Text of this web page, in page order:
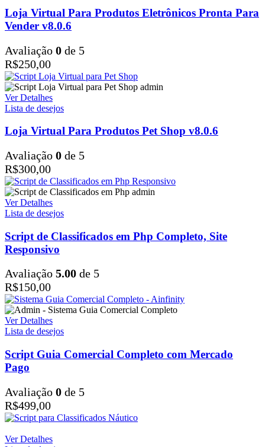
Loja Virtual Para Produtos Eletrônicos Pronta Para
Vender v8.0.6
Avaliação 0 de 5
R$250,00
Ver Detalhes
Lista de desejos
Loja Virtual Para Produtos Pet Shop v8.0.6
Avaliação 0 de 5
R$300,00
Ver Detalhes
Lista de desejos
Script de Classificados em Php Completo, Site
Responsivo
Avaliação 5.00 de 5
R$150,00
Ver Detalhes
Lista de desejos
Script Guia Comercial Completo com Mercado
Pago
Avaliação 0 de 5
R$499,00
Ver Detalhes